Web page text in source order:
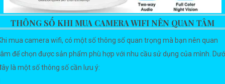
THÔNG SỐ KHI MUA CAMERA WIFI NÊN QUAN TÂM
mua camera wifi, có một số thông số quan trọng mà bạn nên quan
để chọn được sản phẩm phù hợp với nhu cầu sử dụng của mình.
là một số thông số cần lưu ý: